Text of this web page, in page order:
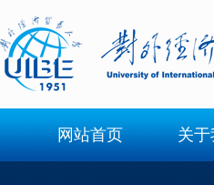
网站首页 关于